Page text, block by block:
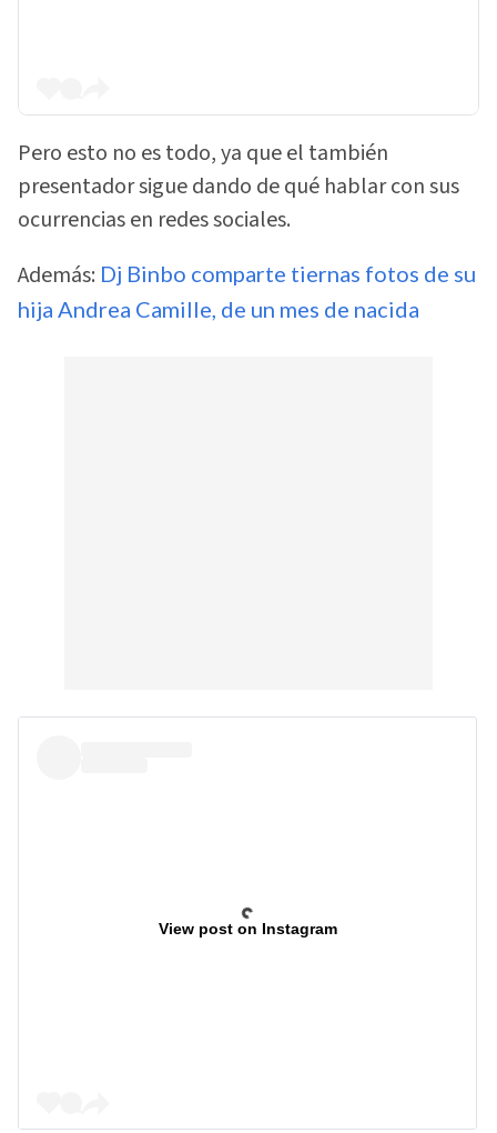
Pero esto no es todo, ya que el también
presentador sigue dando de qué hablar con sus
ocurrencias en redes sociales.
Además: Dj Binbo comparte tiernas fotos de su
hija Andrea Camille, de un mes de nacida
View post on Instagram